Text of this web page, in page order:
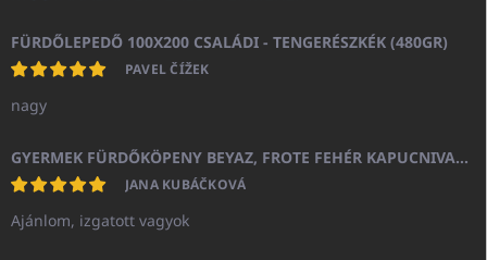
FÜRDŐLEPEDŐ 100X200 CSALÁDI - TENGERÉSZKÉK (480GR)
PAVEL ČÍŽEK
nagy
GYERMEK FÜRDŐKÖPENY BEYAZ, FROTE FEHÉR KAPUCNIVAL (400GR)
JANA KUBÁČKOVÁ
Ajánlom, izgatott vagyok